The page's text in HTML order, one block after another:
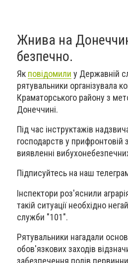
Жнива на
безпечно.
Як повідомили у Державній
рятувальники організувала
Краматорського району з
Донеччині.
Під час інструктажів
господарств у прифронтовій
виявленні
Підписуйтесь на наш
Інспектори роз'яснили
такій ситуації необхідно
служби "101".
Рятувальники нагадали
обов'язкових заходів
забезпечення полів